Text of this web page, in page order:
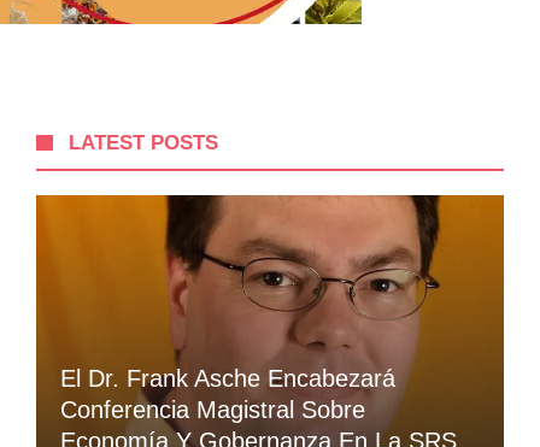
LATEST POSTS
El Dr. Frank Asche Encabezará
Conferencia Magistral Sobre
Economía Y Gobernanza En La SRS